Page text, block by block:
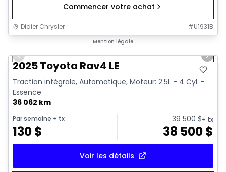
Commencer votre achat
Didier Chrysler #U1931B
Mention légale
Previous slide Next
2025 Toyota Rav4 LE
Traction intégrale, Automatique, Moteur: 2.5L - 4 Cyl. -
Essence
36 062 km
Par semaine + tx
130$
39 500$+ tx
38 500$
Voir les détails